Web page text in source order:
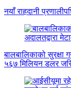
नयाँ राहदानी
बालबालिकाको सुरक्षा
५६७ मिलियन डलर